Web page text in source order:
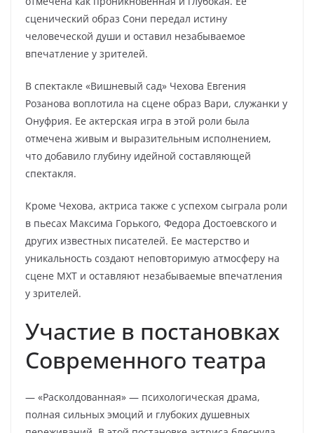
сценический образ Сони передал истину
человеческой души и оставил незабываемое
впечатление у зрителей.
В спектакле «Вишневый сад» Чехова Евгения
Розанова воплотила на сцене образ Вари, служанки у
Онуфрия. Ее актерская игра в этой роли была
отмечена живым и выразительным исполнением,
что добавило глубину идейной составляющей
спектакля.
Кроме Чехова, актриса также с успехом сыграла роли
в пьесах Максима Горького, Федора Достоевского и
других известных писателей. Ее мастерство и
уникальность создают неповторимую атмосферу на
сцене МХТ и оставляют незабываемые впечатления
у зрителей.
Участие в постановках
Современного театра
— «Расколдованная» — психологическая драма,
полная сильных эмоций и глубоких душевных